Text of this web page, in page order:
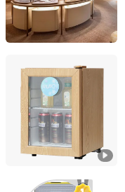
Hangzhou Ruiqi
Zhejiang, China